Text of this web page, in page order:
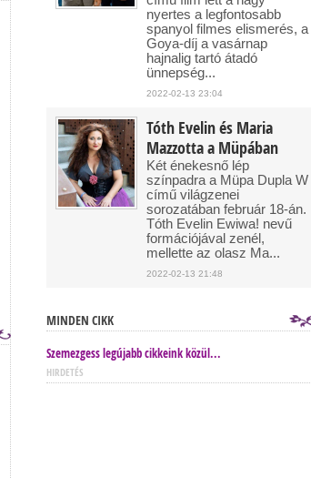
nyertes a legfontosabb
spanyol filmes elismerés, a
Goya-díj a vasárnap
hajnalig tartó átadó
ünnepség...
2022-02-13 23:04
Tóth Evelin és Maria
Mazzotta a Müpában
Két énekesnő lép
színpadra a Müpa Dupla W
című világzenei
sorozatában február 18-án.
Tóth Evelin Ewiwa! nevű
formációjával zenél,
mellette az olasz Ma...
2022-02-13 21:48
MINDEN CIKK
Szemezgess legújabb cikkeink közül...
HIRDETÉS